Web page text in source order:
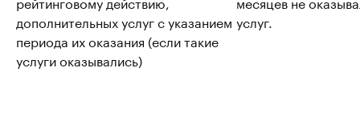
дополнительных услуг с указанием
периода их оказания (если такие
услуги оказывались)
услуг.